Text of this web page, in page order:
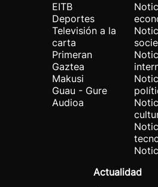
EITB
Deportes
Televisión a la
carta
Primeran
Gaztea
Makusi
Guau - Gure
Audioa
Actualidad